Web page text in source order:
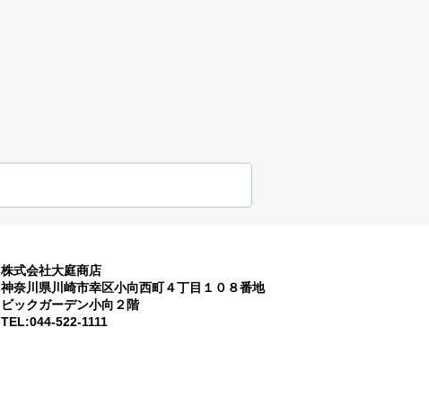
株式会社大庭商店
神奈川県川崎市幸区小向西町４丁目１０８番地
ビックガーデン小向２階
TEL:044-522-1111